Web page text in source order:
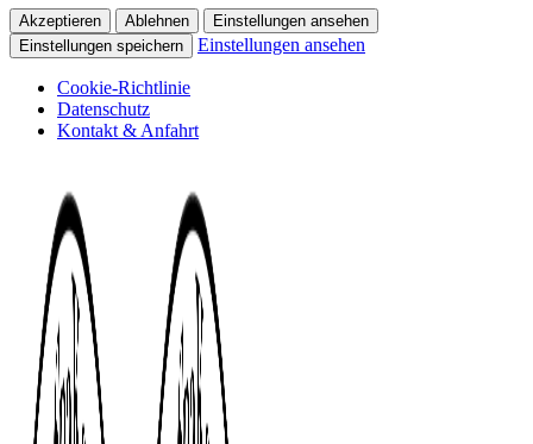
Akzeptieren Ablehnen
Einstellungen ansehen
Einstellungen speichern
Einstellungen ansehen
Cookie-Richtlinie
Datenschutz
Kontakt & Anfahrt